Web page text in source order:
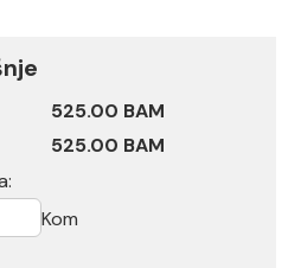
525.00 BAM
525.00 BAM
Kom